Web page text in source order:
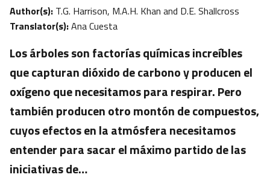
Author(s): T.G. Harrison, M.A.H. Khan and D.E. Shallcross
Translator(s):Ana Cuesta
Los árboles son factorías químicas increíbles
que capturan dióxido de carbono y producen el
oxígeno que necesitamos para respirar. Pero
también producen otro montón de compuestos,
cuyos efectos en la atmósfera necesitamos
entender para sacar el máximo partido de las
iniciativas de…